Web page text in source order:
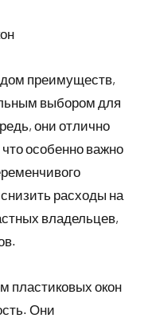
преимуществ,
выбором для
они отлично
особенно важно
расходы на
владельцев,
пластиковых окон
Они